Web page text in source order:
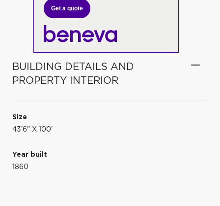
Get a quote
BUILDING DETAILS AND
PROPERTY INTERIOR
Size
43'6" X 100'
Year built
1860